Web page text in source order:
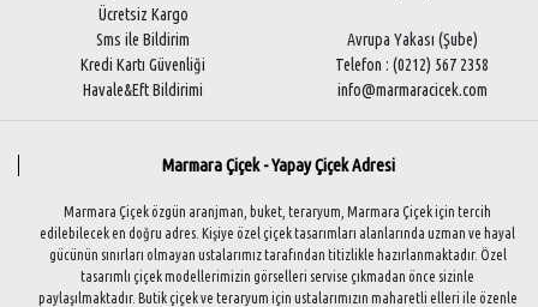
Ücretsiz Kargo
Sms ile Bildirim
Kredi Kartı Güvenliği
Havale&Eft Bildirimi
Avrupa Yakası (Şube)
Telefon : (0212) 567 2358
info@marmaracicek.com
Marmara Çiçek - Yapay Çiçek Adresi
Marmara Çiçek özgün aranjman, buket, teraryum, Marmara Çiçek için tercih
edilebilecek en doğru adres. Kişiye özel çiçek tasarımları alanlarında uzman ve hayal
gücünün sınırları olmayan ustalarımız tarafından titizlikle hazırlanmaktadır. Özel
tasarımlı çiçek modellerimizin görselleri servise çıkmadan önce sizinle
paylaşılmaktadır. Butik çiçek ve teraryum için ustalarımızın maharetli elleri ile özenle